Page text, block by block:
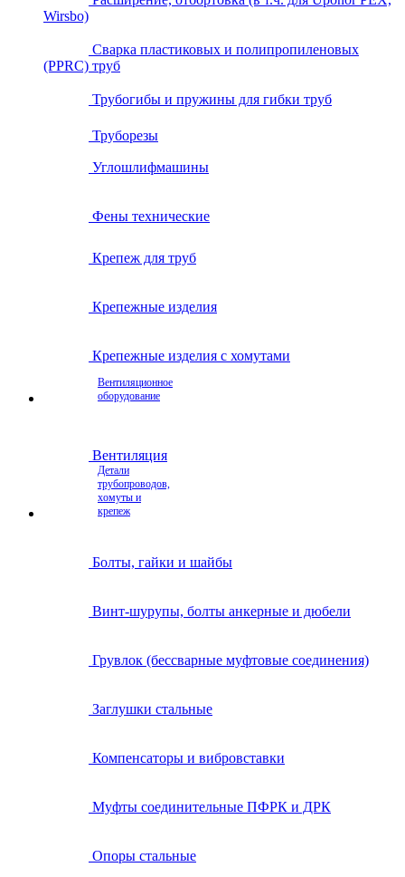
Wirsbo)
Сварка пластиковых и полипропиленовых
(PPRC) труб
Трубогибы и пружины для гибки труб
Труборезы
Углошлифмашины
Фены технические
Крепеж для труб
Крепежные изделия
Крепежные изделия с хомутами
Вентиляционное
оборудование
Вентиляция
Детали
трубопроводов,
хомуты и
крепеж
Болты, гайки и шайбы
Винт-шурупы, болты анкерные и дюбели
Грувлок (бессварные муфтовые соединения)
Заглушки стальные
Компенсаторы и вибровставки
Муфты соединительные ПФРК и ДРК
Опоры стальные